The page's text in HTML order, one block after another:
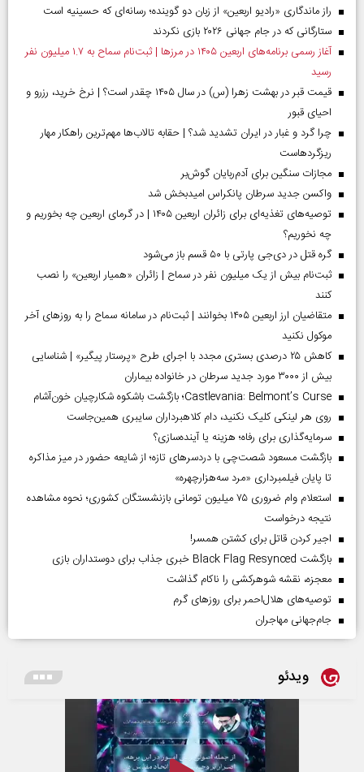
راز ماندگاری «رادیو اربعین» از زبان دو گوینده؛ رسانه‌ای که حسینیه است
ستارگانی که در جام جهانی ۲۰۲۶ بازی نکردند
آغاز رسمی برنامه‌های اربعین ۱۴۰۵ در مرز‌ها | ثبت‌نام سماح به ۱.۷ میلیون نفر
رسید
قیمت قبر در بهشت زهرا (س) در سال ۱۴۰۵ چقدر است؟ | نرخ خرید، رزرو و
احیای قبور
چرا گرد و غبار در ایران تشدید شد؟ | حقابه تالاب‌ها مهم‌ترین راهکار مهار
ریزگردهاست
مجازات سنگین برای آدم‌ربایان گوش‌بر
واکسن جدید سرطان پانکراس امیدبخش شد
توصیه‌های تغذیه‌ای برای زائران اربعین ۱۴۰۵ | در گرمای اربعین چه بخوریم و
چه نخوریم؟
گره قتل در دی‌جی پارتی با ۵۰ قسم باز می‌شود
ثبت‌نام بیش از یک میلیون نفر در سماح | زائران «همیار اربعین» را نصب
کنند
متقاضیان ارز اربعین ۱۴۰۵ بخوانند | ثبت‌نام در سامانه سماح را به روز‌های آخر
موکول نکنید
کاهش ۲۵ درصدی بستری مجدد با اجرای طرح «پرستار پیگیر» | شناسایی
بیش از ۳۰۰۰ مورد جدید سرطان در خانواده بیماران
Castlevania: Belmont’s Curse؛ بازگشت باشکوه شکارچیان خون‌آشام
روی هر لینکی کلیک نکنید، دام کلاهبرداران سایبری همین‌جاست
سرمایه‌گذاری برای رفاه؛ هزینه یا آینده‌سازی؟
بازگشت مسعود شصت‌چی با دردسر‌های تازه؛ از شایعه حضور در میز مذاکره
تا پایان فیلمبرداری «مرد سه‌هزارچهره»
استعلام وام ضروری ۷۵ میلیون تومانی بازنشستگان کشوری؛ نحوه مشاهده
نتیجه درخواست
اجیر کردن قاتل برای کشتن همسر!
بازگشت Black Flag Resynced خبری جذاب برای دوستداران بازی
معجزه، نقشه شوهرکشی را ناکام گذاشت
توصیه‌های هلال‌احمر برای روز‌های گرم
جام‌جهانی مهاجران
ویدئو